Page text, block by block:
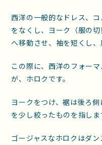
西洋の一般的なドレス、
をなくし、ヨーク（服の
へ移動させ、袖を短くし、
この際に、西洋のフォー
が、ホロクです。
ヨークをつけ、裾は後ろ
を少し絞ったものを指しま
ゴージャスなホロクはダ